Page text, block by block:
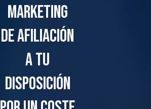
marketing
de afiliación
a tu
disposición